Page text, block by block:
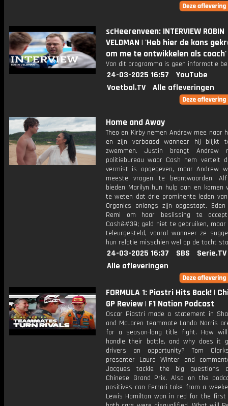
scHeerenveen: INTERVIEW ROBIN
VELDMAN | 'Heb hier de kans
om me te ontwikkelen als coach'
Van dit programma is geen informatie
24-03-2025 16:57
YouTube
Voetbal.TV
Alle afleveringen
Home and Away
Theo en Kirby nemen Andrew mee naar
en zijn verbaasd wanneer hij blijkt
zwemmen. Justin brengt Andrew
politiebureau waar Cash hem vertelt
vermist is opgegeven, maar Andrew
meeste vragen te beantwoorden.
bieden Marilyn hun hulp aan en komen
te weten dat drie prominente leden
Organics onlangs zijn opgestapt.
Remi om haar beslissing te
Cash&#39; geld niet te gebruiken,
teleurgesteld, vooral wanneer ze
hun relatie misschien wel op de tocht
24-03-2025 16:37 SBS
Serie.TV
Alle afleveringen
FORMULA 1: Piastri Hits Back! |
GP Review | F1 Nation Podcast
Oscar Piastri made a statement in
and McLaren teammate Lando Norris
for a season-long title fight. How will
handle their battle, and why does it
drivers an opportunity? Tom
presenter Laura Winter and
Jacques tackle the big questions
Chinese Grand Prix. Also on the
positives can Ferrari take from a
Lewis Hamilton won in red for the